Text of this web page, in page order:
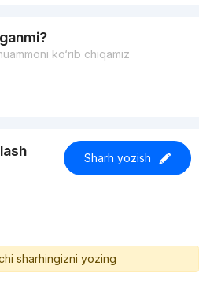
ko‘rib chiqamiz
Sharh yozish
sharhingizni yozing